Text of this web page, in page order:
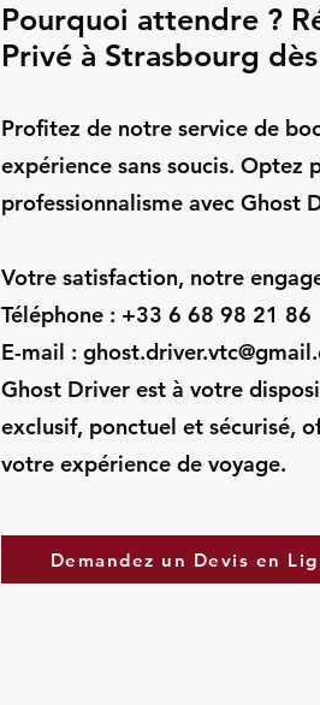
Pourquoi attendre ?
Privé à Strasbourg
Profitez de notre service de
expérience sans soucis.
professionnalisme avec Ghost
Votre satisfaction, notre
Téléphone : +33 6 68 98 21 86
E-mail :
Ghost Driver est à votre
exclusif, ponctuel et sécurisé,
votre expérience de voyage.
Demandez un Devis en